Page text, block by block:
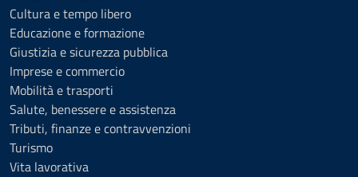
Cultura e tempo libero
Educazione e formazione
Giustizia e sicurezza pubblica
Imprese e commercio
Mobilità e trasporti
Salute, benessere e assistenza
Tributi, finanze e contravvenzioni
Turismo
Vita lavorativa